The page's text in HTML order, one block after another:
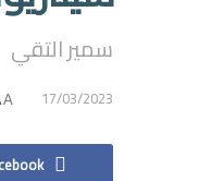
سمير التقي
17/03/2023
A